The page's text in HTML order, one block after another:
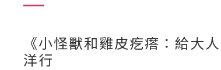
《小怪獸和雞皮疙瘩：給
洋行